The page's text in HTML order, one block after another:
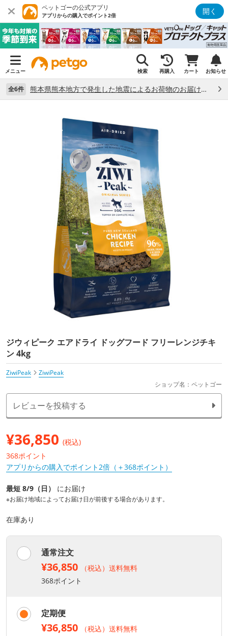
ペットゴーの公式アプリ
アプリからの購入でポイント2倍 開く
メニュー 検索 再購入 カート お知らせ
全6件 熊本県熊本地方で発生した地震によるお荷物のお届け状況について （7/28）
ジウィピーク エアドライ ドッグフード フリーレンジチキ
ン 4kg
ZiwiPeak
ZiwiPeak
ショップ名：ペットゴー
レビューを投稿する
¥36,850 (税込)
368ポイント
アプリからの購入でポイント2倍（＋368ポイント）
最短 8/9（日） にお届け
※お届け地域によってお届け日が前後する場合があります。
在庫あり
通常注文
¥36,850
（税込）送料無料
368ポイント
定期便
¥36,850
（税込）送料無料